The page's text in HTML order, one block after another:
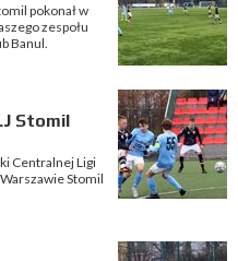
pokonał w
zespołu
Banul.
Stomil
Centralnej Ligi
Stomil